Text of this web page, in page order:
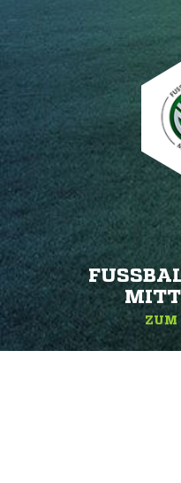
ZUM